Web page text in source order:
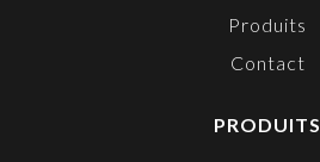
Produits
Contact
PRODUITS